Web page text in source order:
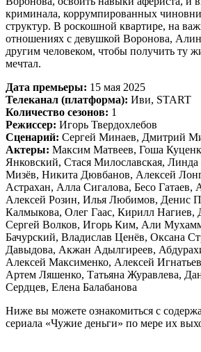
криминала, коррумпированных
структур. В роскошной квартире, на
отношениях с девушкой Воронова,
другим человеком, чтобы получить ту
мечтал.
Дата премьеры: 15 мая 2025
Телеканал (платформа): Иви, START
Количество сезонов: 1
Режиссер: Игорь Твердохлебов
Сценарий: Сергей Минаев, Дмитрий
Актеры: Максим Матвеев, Гоша
Янковский, Стася Милославская,
Мизёв, Никита Дювбанов, Алексей
Астрахан, Алла Сигалова, Бесо Гатаев,
Алексей Розин, Илья Любимов, Денис
Калмыкова, Олег Гаас, Кирилл
Сергей Волков, Игорь Ким, Али
Бачурский, Владислав Ценёв, Оксана
Давыдова, Акжан Адылгиреев,
Алексей Максименко, Алексей
Артем Ляшенко, Татьяна Журавлева,
Сердцев, Елена Балабанова
Ниже вы можете ознакомиться с
сериала «Чужие деньги» по мере их